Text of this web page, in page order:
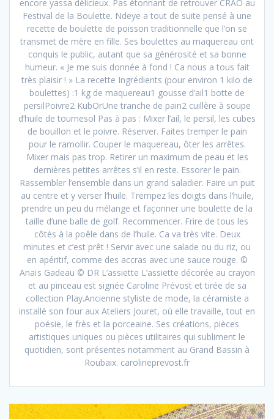
encore yassa délicieux. Pas étonnant de retrouver CRAO au
Festival de la Boulette. Ndeye a tout de suite pensé à une
recette de boulette de poisson traditionnelle que l’on se
transmet de mère en fille. Ses boulettes au maquereau ont
conquis le public, autant que sa générosité et sa bonne
humeur. « Je me suis donnée à fond ! Ca nous a tous fait
très plaisir ! » La recette Ingrédients (pour environ 1 kilo de
boulettes) :1 kg de maquereau1 gousse d’ail1 botte de
persilPoivre2 KubOrUne tranche de pain2 cuillère à soupe
d’huile de tournesol Pas à pas : Mixer l’ail, le persil, les cubes
de bouillon et le poivre. Réserver. Faites tremper le pain
pour le ramollir. Couper le maquereau, ôter les arrêtes.
Mixer mais pas trop. Retirer un maximum de peau et les
dernières petites arrêtes s’il en reste. Essorer le pain.
Rassembler l’ensemble dans un grand saladier. Faire un puit
au centre et y verser l’huile. Trempez les doigts dans l’huile,
prendre un peu du mélange et façonner une boulette de la
taille d’une balle de golf. Recommencer. Frire de tous les
côtés à la poêle dans de l’huile. Ca va très vite. Deux
minutes et c’est prêt ! Servir avec une salade ou du riz, ou
en apéritif, comme des accras avec une sauce rouge. ©
Anaïs Gadeau © DR L’assiette L’assiette décorée au crayon
et au pinceau est signée Caroline Prévost et tirée de sa
collection Play.Ancienne styliste de mode, la céramiste a
installé son four aux Ateliers Jouret, où elle travaille, tout en
poésie, le frès et la porceaine. Ses créations, pièces
artistiques uniques ou pièces utilitaires qui subliment le
quotidien, sont présentes notamment au Grand Bassin à
Roubaix. carolineprevost.fr